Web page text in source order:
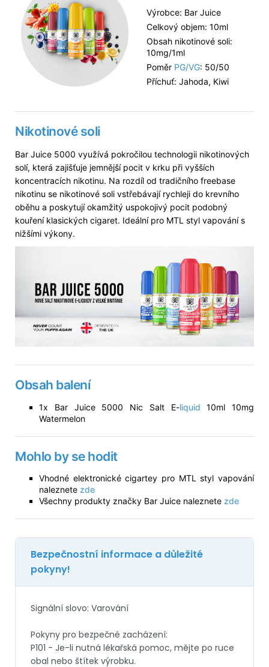
Výrobce: Bar Juice
Celkový objem: 10ml
Obsah nikotinové soli:
10mg/1ml
Poměr PG/VG: 50/50
Příchuť: Jahoda, Kiwi
Nikotinové soli
Bar Juice 5000 využívá pokročilou technologii nikotinových
solí, která zajišťuje jemnější pocit v krku při vyšších
koncentracích nikotinu. Na rozdíl od tradičního freebase
nikotinu se nikotinové soli vstřebávají rychleji do krevního
oběhu a poskytují okamžitý uspokojivý pocit podobný
kouření klasických cigaret. Ideální pro MTL styl vapování s
nižšími výkony.
Obsah balení
1x Bar Juice 5000 Nic Salt E-liquid 10ml 10mg
Watermelon
Mohlo by se hodit
Vhodné elektronické cigartey pro MTL styl vapování
naleznete zde
Všechny produkty značky Bar Juice naleznete zde